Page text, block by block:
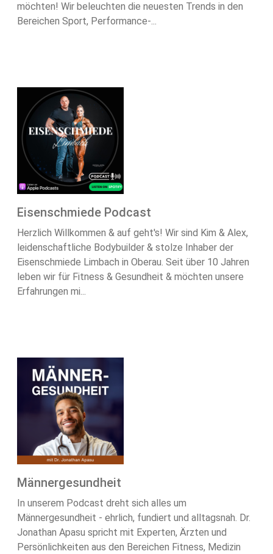
möchten! Wir beleuchten die neuesten Trends in den
Bereichen Sport, Performance-...
Eisenschmiede Podcast
Herzlich Willkommen & auf geht's! Wir sind Kim & Alex,
leidenschaftliche Bodybuilder & stolze Inhaber der
Eisenschmiede Limbach in Oberau. Seit über 10 Jahren
leben wir für Fitness & Gesundheit & möchten unsere
Erfahrungen mi...
Männergesundheit
In unserem Podcast dreht sich alles um
Männergesundheit - ehrlich, fundiert und alltagsnah. Dr.
Jonathan Apasu spricht mit Experten, Ärzten und
Persönlichkeiten aus den Bereichen Fitness, Medizin